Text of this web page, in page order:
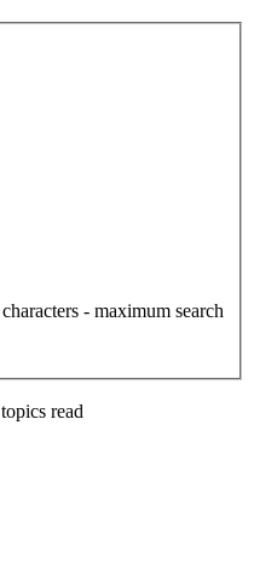
characters - maximum search
read